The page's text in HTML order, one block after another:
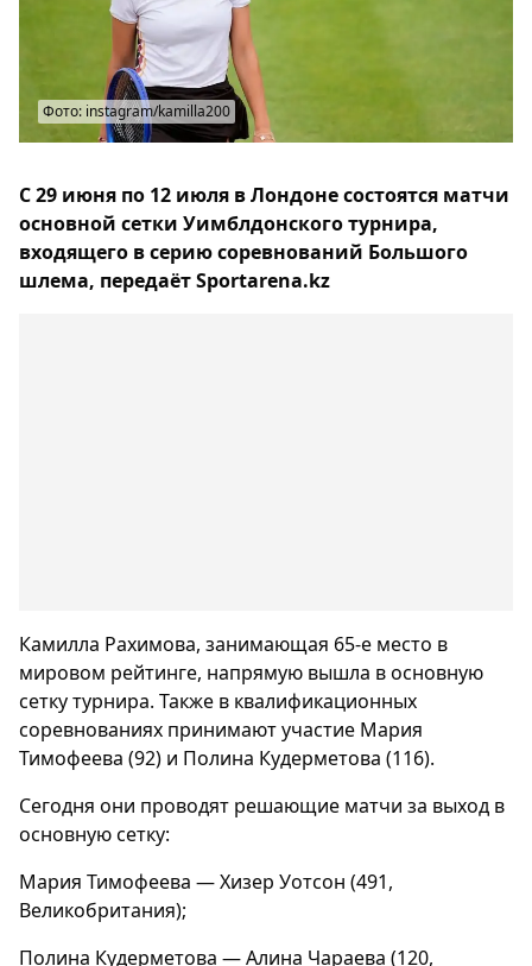
Фото: instagram/kamilla200
С 29 июня по 12 июля в Лондоне состоятся матчи
основной сетки Уимблдонского турнира,
входящего в серию соревнований Большого
шлема, передаёт Sportarena.kz
Камилла Рахимова, занимающая 65-е место в
мировом рейтинге, напрямую вышла в основную
сетку турнира. Также в квалификационных
соревнованиях принимают участие Мария
Тимофеева (92) и Полина Кудерметова (116).
Сегодня они проводят решающие матчи за выход в
основную сетку:
Мария Тимофеева — Хизер Уотсон (491,
Великобритания);
Полина Кудерметова — Алина Чараева (120,